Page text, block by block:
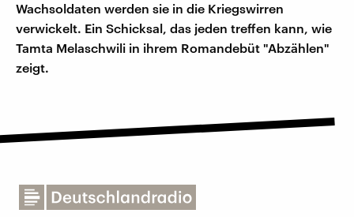
Wachsoldaten werden sie in die Kriegswirren
verwickelt. Ein Schicksal, das jeden treffen kann, wie
Tamta Melaschwili in ihrem Romandebüt "Abzählen"
zeigt.